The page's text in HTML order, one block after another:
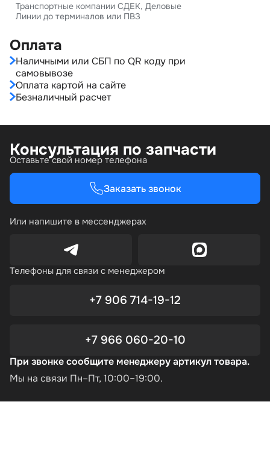
Транспортные компании СДЕК, Деловые
Линии до терминалов или ПВЗ
Оплата
Наличными или СБП по QR коду при
самовывозе
Оплата картой на сайте
Безналичный расчет
Консультация по запчасти
Оставьте свой номер телефона
Заказать звонок
Или напишите в мессенджерах
Телефоны для связи с менеджером
+7 906 714-19-12
+7 966 060-20-10
При звонке сообщите менеджеру артикул товара.
Мы на связи Пн–Пт, 10:00–19:00.